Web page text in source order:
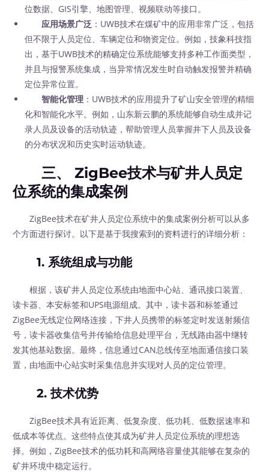
位数据、GIS引擎、地图管理、视频联动等接口。
应用场景广泛 ：UWB技术在煤矿中的应用非常广泛，包括
但不限于人员定位、车辆定位和物资定位。例如，技象科技指
出，基于UWB技术的精确定位系统能够支持多种工作面类型，
并且与报警系统集成，当异常情况发生时自动触发报警并精确
定位异常位置。
智能化管理 ：UWB技术的应用提升了矿山安全管理的精细
化和智能化水平。例如，山东新云鹏的系统能够自动生成并记
录人员及设备的活动轨迹，帮助管理人员掌握井下人员及设备
的分布状况和历史实时运动轨迹。
三、 ZigBee技术与矿井人员定
位系统的集成案例
ZigBee技术在矿井人员定位系统中的集成案例分析可以从多
个方面进行探讨。以下是基于我搜索到的资料进行的详细分析：
1. 系统组成与功能
根据，该矿井人员定位系统由地面中心站、通讯接口装置、
读卡器、本安标签和UPS电源组成。其中，读卡器和标签通过
ZigBee无线定位网络连接，下井人员携带的标签定时发送射频信
号，读卡器收集信号并传输给信息处理平台，无线路由器中继转
发其他基站数据。最终，信息通过CAN总线传至地面通信接口装
置，由地面中心站实时采集信息并实现对人员的定位管理。
2. 技术优势
ZigBee技术具有近距离、低复杂度、低功耗、低数据速率和
低成本等优点。这些特点使其成为矿井人员定位系统的理想选
择。例如，ZigBee技术的低功耗和高网络容量使其能够在复杂的
矿井环境中稳定运行。